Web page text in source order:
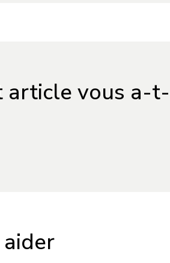
article vous a-